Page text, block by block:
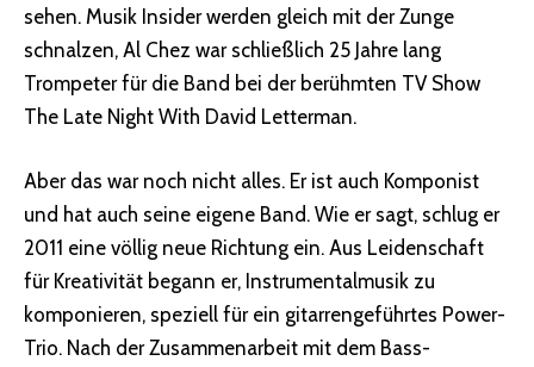
sehen. Musik Insider werden gleich mit der Zunge
schnalzen, Al Chez war schließlich 25 Jahre lang
Trompeter für die Band bei der berühmten TV Show
The Late Night With David Letterman.
Aber das war noch nicht alles. Er ist auch Komponist
und hat auch seine eigene Band. Wie er sagt, schlug er
2011 eine völlig neue Richtung ein. Aus Leidenschaft
für Kreativität begann er, Instrumentalmusik zu
komponieren, speziell für ein gitarrengeführtes Power-
Trio. Nach der Zusammenarbeit mit dem Bass-